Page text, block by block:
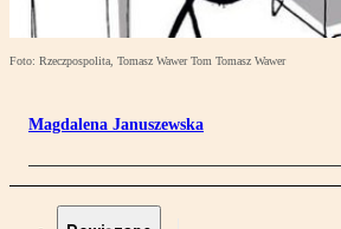
Foto: Rzeczpospolita, Tomasz Wawer Tom Tomasz Wawer
Magdalena Januszewska